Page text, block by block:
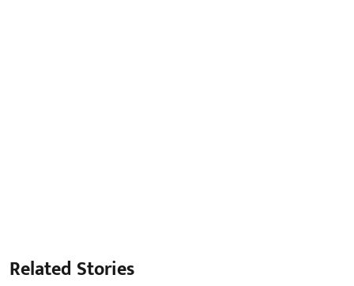
Related Stories